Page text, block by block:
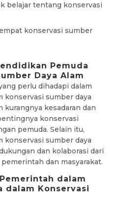
belajar tentang konservasi
konservasi sumber
Pemuda
Daya Alam
perlu dihadapi dalam
konservasi sumber daya
kurangnya kesadaran dan
konservasi
pemuda. Selain itu,
konservasi sumber daya
dan kolaborasi dari
dan masyarakat.
dalam
dalam Konservasi